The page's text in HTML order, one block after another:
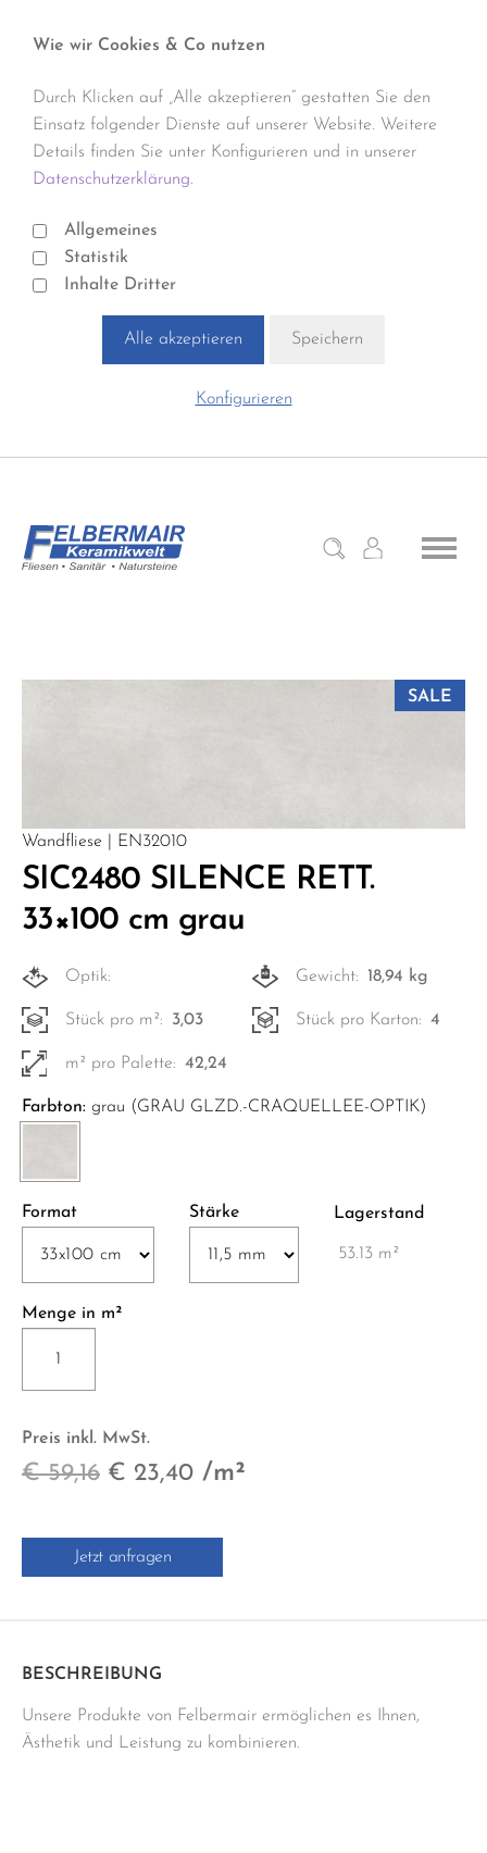
Wie wir Cookies & Co nutzen
Durch Klicken auf „Alle akzeptieren“ gestatten Sie den
Einsatz folgender Dienste auf unserer Website. Weitere
Details finden Sie unter Konfigurieren und in unserer
Datenschutzerklärung.
Allgemeines
Statistik
Inhalte Dritter
Alle akzeptieren Speichern
Konfigurieren
SALE
Wandfliese | EN32010
SIC2480 SILENCE RETT.
33×100 cm grau
Optik: Gewicht: 18,94 kg
Stück pro m²: 3,03 Stück pro Karton: 4
m² pro Palette: 42,24
Farbton: grau (GRAU GLZD.-CRAQUELLEE-OPTIK)
Format Stärke Lagerstand
53.13 m²
Menge in m²
SILENCE
RETT.
cm
grau
Preis inkl. MwSt.
€59,16 Ursprünglicher
war:
€ 23,40Aktueller
/m²
Jetzt anfragen
BESCHREIBUNG
Unsere Produkte von Felbermair ermöglichen es Ihnen,
Ästhetik und Leistung zu kombinieren.